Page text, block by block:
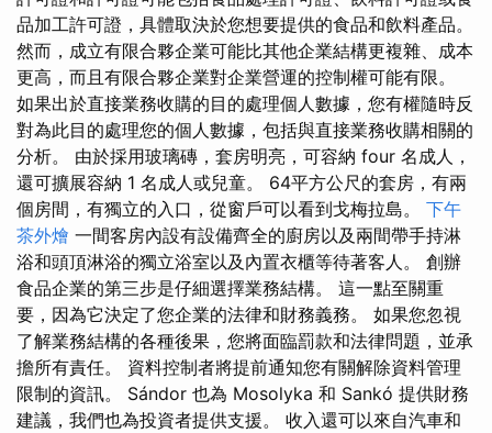
品加工許可證，具體取決於您想要提供的食品和飲料產品。
然而，成立有限合夥企業可能比其他企業結構更複雜、成本
更高，而且有限合夥企業對企業營運的控制權可能有限。
如果出於直接業務收購的目的處理個人數據，您有權隨時反
對為此目的處理您的個人數據，包括與直接業務收購相關的
分析。 由於採用玻璃磚，套房明亮，可容納 four 名成人，
還可擴展容納 1 名成人或兒童。 64平方公尺的套房，有兩
個房間，有獨立的入口，從窗戶可以看到戈梅拉島。 下午
茶外燴 一間客房內設有設備齊全的廚房以及兩間帶手持淋
浴和頭頂淋浴的獨立浴室以及內置衣櫃等待著客人。 創辦
食品企業的第三步是仔細選擇業務結構。 這一點至關重
要，因為它決定了您企業的法律和財務義務。 如果您忽視
了解業務結構的各種後果，您將面臨罰款和法律問題，並承
擔所有責任。 資料控制者將提前通知您有關解除資料管理
限制的資訊。 Sándor 也為 Mosolyka 和 Sankó 提供財務
建議，我們也為投資者提供支援。 收入還可以來自汽車和